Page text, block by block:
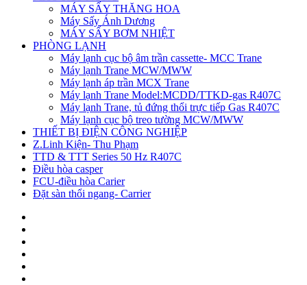
MÁY SẤY THĂNG HOA
Máy Sấy Ánh Dương
MÁY SẤY BƠM NHIỆT
PHÒNG LẠNH
Máy lạnh cục bộ âm trần cassette- MCC Trane
Máy lạnh Trane MCW/MWW
Máy lạnh áp trần MCX Trane
Máy lạnh Trane Model:MCDD/TTKD-gas R407C
Máy lạnh Trane, tủ đứng thổi trực tiếp Gas R407C
Máy lạnh cục bộ treo tường MCW/MWW
THIẾT BỊ ĐIỆN CÔNG NGHIỆP
Z.Linh Kiện- Thu Phạm
TTD & TTT Series 50 Hz R407C
Điều hòa casper
FCU-điều hòa Carier
Đặt sàn thổi ngang- Carrier